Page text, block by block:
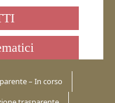
– In corso